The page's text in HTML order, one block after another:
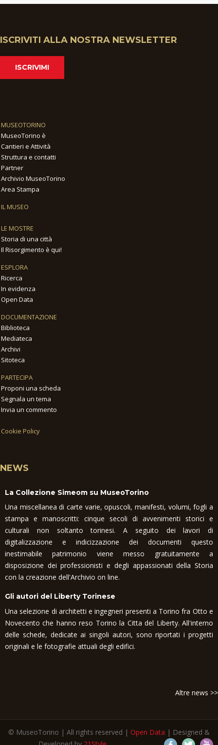
ISCRIVITI ALLA NOSTRA NEWSLETTER
ISCRIVIMI
MUSEOTORINO
MuseoTorino è
Cantieri e Attività
Struttura e contatti
Partner
Archivio MuseoTorino
Area Stampa
IL MUSEO
LE MOSTRE
Storia di una città
Il Risorgimento è qui!
ESPLORA
Ricerca
In evidenza
Open Data
DOCUMENTAZIONE
Biblioteca
Mediateca
Archivi
Sitoteca
PARTECIPA
Proponi una scheda
Segnala un tema
Invia un commento
Cookie Policy
NEWS
La Collezione Simeom su MuseoTorino
Una miscellanea di carte varie, opuscoli, manifesti, volumi, fogli a
stampa e manoscritti: cinque secoli di avvenimenti storici e
culturali non soltanto torinesi. A seguito dei lavori di
digitalizzazione e indicizzazione dei documenti questo
inestimabile patrimonio viene messo gratuitamente a
disposizione dei professionisti e degli appassionati della Storia
con la creazione dell'Archivio on line.
Gli autori del Liberty Torinese
Una selezione di architetti e ingegneri presenti a Torino fra Otto e
Novecento che hanno reso Torino la Citta del Liberty. All'interno
delle schede, dedicate ai singoli autori, sono riportati i progetti
originali e le fotografie attuali degli edifici.
Altre news >>
© MuseoTorino | All rights reserved | Open Data | Designed &